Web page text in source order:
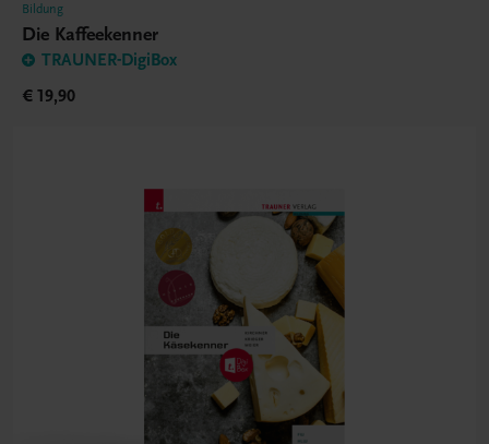
Bildung
Die Kaffeekenner
TRAUNER-DigiBox
€ 19,90